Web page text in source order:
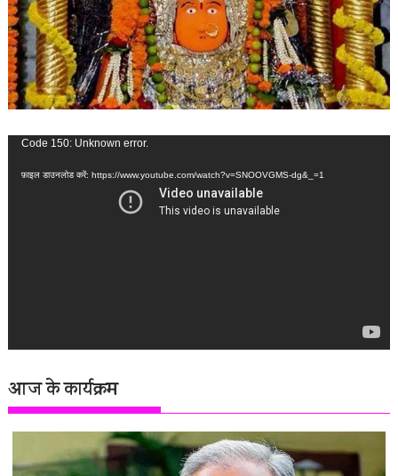
वीडियो
Code 150: Unknown error.
फ़ाइल डाउनलोड करें: https://www.youtube.com/watch?v=SNOOVGMS-dg&_=1
आज के कार्यक्रम